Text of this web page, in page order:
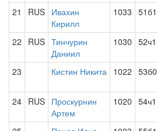
21 RUS Ивахин
Кирилл
1033 51б1
22 RUS Тинчурин
Даниил
1030 52ч1
23 Кистин Никита 1022 53б0
24 RUS Проскурнин
Артем
1020 54ч1